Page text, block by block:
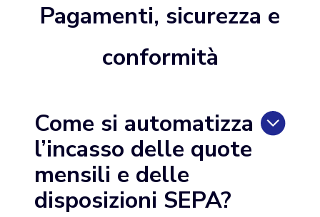
Pagamenti, sicurezza e
conformità
Come si automatizza
l’incasso delle quote
mensili e delle
disposizioni SEPA?